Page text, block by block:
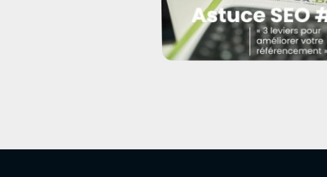
Merlin : le logiciel qui rend votre
site internet enfin autonome
principaux pour référencer un